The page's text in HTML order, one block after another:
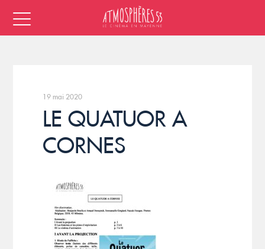
19 mai 2020
LE QUATUOR A
CORNES